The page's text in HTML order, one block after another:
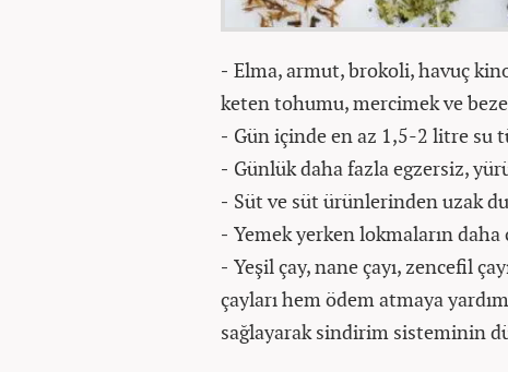
- Elma, armut, brokoli, havuç
keten tohumu, mercimek ve
- Gün içinde en az 1,5-2 litre su
- Günlük daha fazla egzersiz,
- Süt ve süt ürünlerinden uzak
- Yemek yerken lokmaların
- Yeşil çay, nane çayı, zencefil
çayları hem ödem atmaya
sağlayarak sindirim sisteminin